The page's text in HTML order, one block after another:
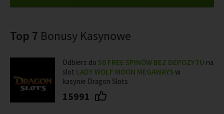
Top 7 Bonusy Kasynowe
Odbierz do 50 FREE SPINÓW BEZ DEPOZYTU na
slot LADY WOLF MOON MEGAWAYS w
kasynie Dragon Slots
15991